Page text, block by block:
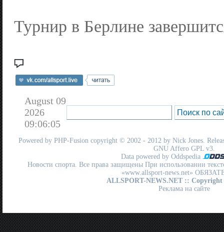
Турнир в Берлине
August 09
2026
09:06:05
Powered by PHP-Fusion copyright © 2002 - 2012 by Nick Jones.
GNU Affero GPL v3.
Data powered by Oddspedia
Новости спорта. Все права защищены При использовании
«www.allsport-news.net»
ALLSPORT-NEWS.NET :: Copyright
Реклама на сайте